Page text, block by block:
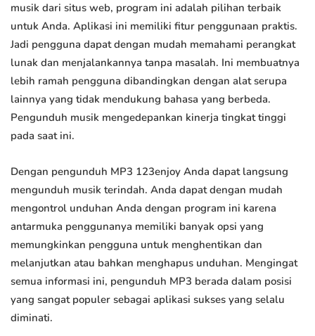
musik dari situs web, program ini adalah pilihan terbaik
untuk Anda. Aplikasi ini memiliki fitur penggunaan praktis.
Jadi pengguna dapat dengan mudah memahami perangkat
lunak dan menjalankannya tanpa masalah. Ini membuatnya
lebih ramah pengguna dibandingkan dengan alat serupa
lainnya yang tidak mendukung bahasa yang berbeda.
Pengunduh musik mengedepankan kinerja tingkat tinggi
pada saat ini.
Dengan pengunduh MP3 123enjoy Anda dapat langsung
mengunduh musik terindah. Anda dapat dengan mudah
mengontrol unduhan Anda dengan program ini karena
antarmuka penggunanya memiliki banyak opsi yang
memungkinkan pengguna untuk menghentikan dan
melanjutkan atau bahkan menghapus unduhan. Mengingat
semua informasi ini, pengunduh MP3 berada dalam posisi
yang sangat populer sebagai aplikasi sukses yang selalu
diminati.